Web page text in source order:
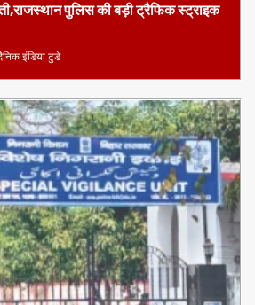
पुलिस की बड़ी ट्रैफिक स्ट्राइक
इंडिया टुडे